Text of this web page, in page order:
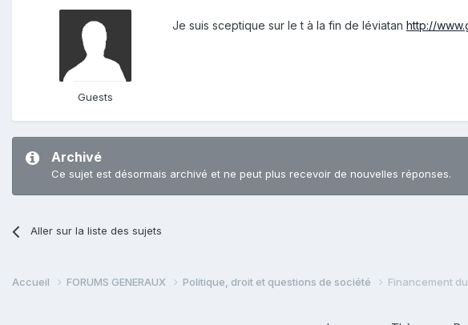
Guests
Je suis sceptique sur le t à la fin de léviatan http://
Archivé
Ce sujet est désormais archivé et ne peut plus recevoir de nouvelles réponses.
Aller sur la liste des sujets
Accueil FORUMS GENERAUX Politique, droit et questions de société Financement